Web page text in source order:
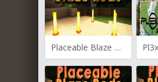
Placeable Blaze Rods для Майнкрафт [1.20.4, 1.20.2, 1.20.1]